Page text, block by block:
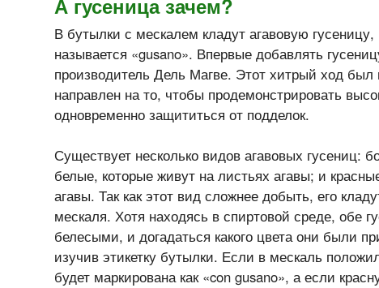
А гусеница зачем?
В бутылки с мескалем кладут агавовую гусеницу,
называется «gusano». Впервые добавлять
производитель Дель Магве. Этот хитрый ход был
направлен на то, чтобы продемонстрировать
одновременно защититься от подделок.
Существует несколько видов агавовых гусениц:
белые, которые живут на листьях агавы; и
агавы. Так как этот вид сложнее добыть, его
мескаля. Хотя находясь в спиртовой среде, обе
белесыми, и догадаться какого цвета они были
изучив этикетку бутылки. Если в мескаль
будет маркирована как «con gusano», а если